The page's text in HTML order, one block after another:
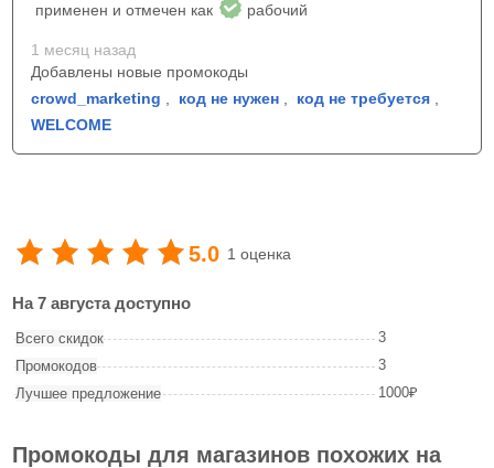
применен и отмечен как
рабочий
1 месяц назад
Добавлены новые промокоды
crowd_marketing
код не нужен код не требуется
WELCOME
5.0 1 оценка
На 7 августа доступно
Всего скидок
3
Промокодов
3
Лучшее предложение
1000₽
Промокоды для магазинов похожих на